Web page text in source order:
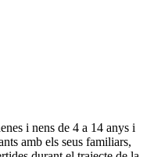
i nens de 4 a 14 anys i
amb els seus familiars,